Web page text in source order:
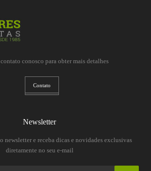
conosco para obter mais detalhes
Contato
Newsletter
newsletter e receba dicas e novidades exclusivas
diretamente no seu e-mail